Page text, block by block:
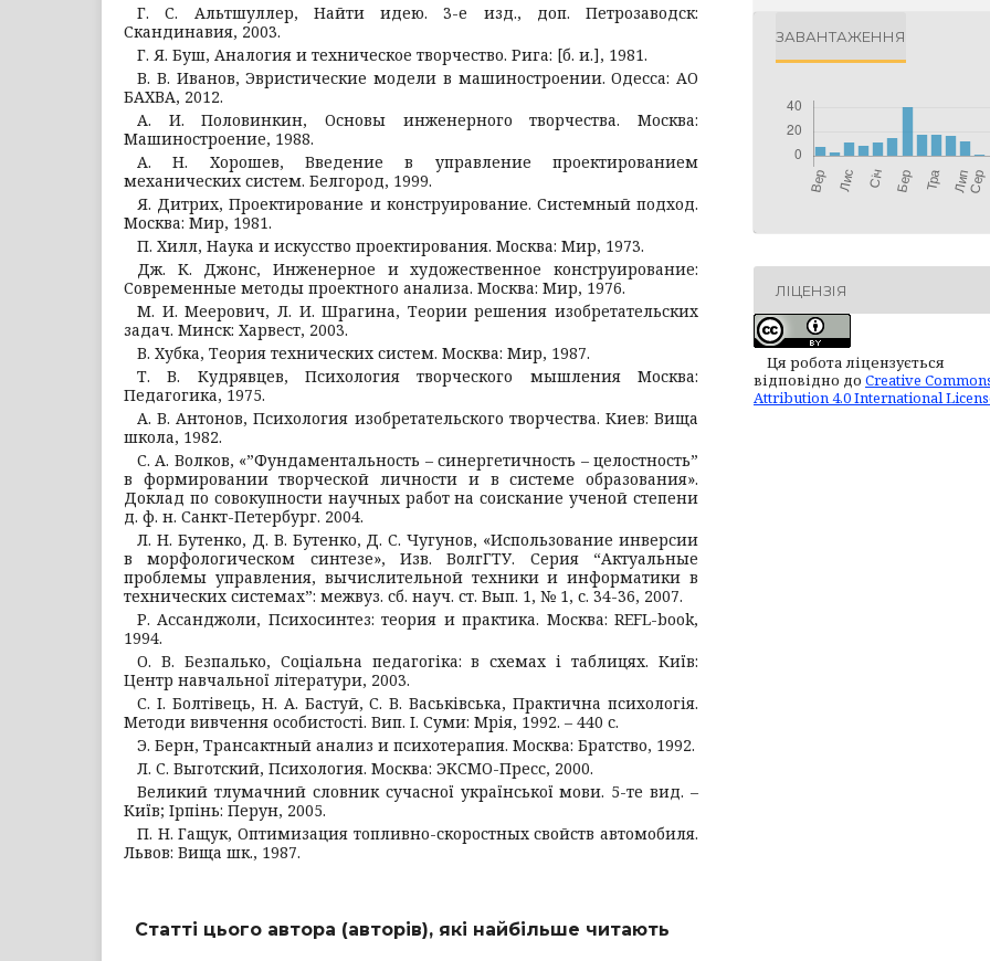
Г. С. Альтшуллер, Найти идею. 3-е изд., доп. Петрозаводск:
Скандинавия, 2003.
Г. Я. Буш, Аналогия и техническое творчество. Рига: [б. и.], 1981.
В. В. Иванов, Эвристические модели в машиностроении. Одесса: АО
БАХВА, 2012.
А. И. Половинкин, Основы инженерного творчества. Москва:
Машиностроение, 1988.
А. Н. Хорошев, Введение в управление проектированием
механических систем. Белгород, 1999.
Я. Дитрих, Проектирование и конструирование. Системный подход.
Москва: Мир, 1981.
П. Хилл, Наука и искусство проектирования. Москва: Мир, 1973.
Дж. К. Джонс, Инженерное и художественное конструирование:
Современные методы проектного анализа. Москва: Мир, 1976.
М. И. Меерович, Л. И. Шрагина, Теории решения изобретательских
задач. Минск: Харвест, 2003.
В. Хубка, Теория технических систем. Москва: Мир, 1987.
Т. В. Кудрявцев, Психология творческого мышления Москва:
Педагогика, 1975.
А. В. Антонов, Психология изобретательского творчества. Киев: Вища
школа, 1982.
С. А. Волков, «”Фундаментальность – синергетичность – целостность”
в формировании творческой личности и в системе образования».
Доклад по совокупности научных работ на соискание ученой степени
д. ф. н. Санкт-Петербург. 2004.
Л. Н. Бутенко, Д. В. Бутенко, Д. С. Чугунов, «Использование инверсии
в морфологическом синтезе», Изв. ВолгГТУ. Серия “Актуальные
проблемы управления, вычислительной техники и информатики в
технических системах”: межвуз. сб. науч. ст. Вып. 1, № 1, с. 34-36, 2007.
Р. Ассанджоли, Психосинтез: теория и практика. Москва: REFL-book,
1994.
О. В. Безпалько, Соціальна педагогіка: в схемах і таблицях. Київ:
Центр навчальної літератури, 2003.
С. I. Болтівець, Н. А. Бастуй, С. В. Васьківська, Практична психологія.
Методи вивчення особистості. Вип. I. Суми: Мрія, 1992. – 440 с.
Э. Берн, Трансактный анализ и психотерапия. Москва: Братство, 1992.
Л. С. Выготский, Психология. Москва: ЭКСМО-Пресс, 2000.
Великий тлумачний словник сучасної української мови. 5-те вид. –
Київ; Ірпінь: Перун, 2005.
П. Н. Гащук, Оптимизация топливно-скоростных свойств автомобиля.
Львов: Вища шк., 1987.
ЗАВАНТАЖЕННЯ
ЛІЦЕНЗІЯ
Ця робота ліцензується
відповідно до Creative
Attribution 4.0 International
Статті цього автора (авторів), які найбільше читають